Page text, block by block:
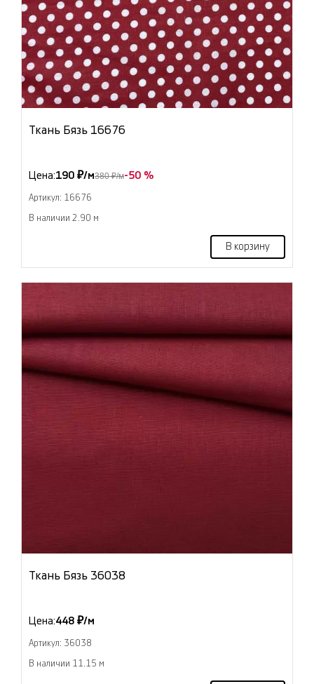
Ткань Бязь 16676
Цена:190 ₽/м380 ₽/м-50 %
Артикул: 16676
В наличии 2.90 м
В корзину
Ткань Бязь 36038
Цена:448 ₽/м
Артикул: 36038
В наличии 11.15 м